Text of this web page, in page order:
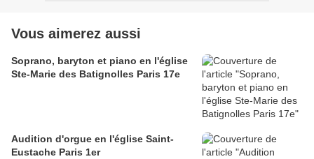
Vous aimerez aussi
Soprano, baryton et piano en l'église
Ste-Marie des Batignolles Paris 17e
Audition d'orgue en l'église Saint-
Eustache Paris 1er